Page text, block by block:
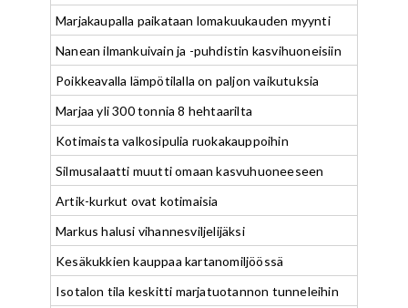
Marjakaupalla paikataan lomakuukauden myynti
Nanean ilmankuivain ja -puhdistin kasvihuoneisiin
Poikkeavalla lämpötilalla on paljon vaikutuksia
Marjaa yli 300 tonnia 8 hehtaarilta
Kotimaista valkosipulia ruokakauppoihin
Silmusalaatti muutti omaan kasvuhuoneeseen
Artik-kurkut ovat kotimaisia
Markus halusi vihannesviljelijäksi
Kesäkukkien kauppaa kartanomiljöössä
Isotalon tila keskitti marjatuotannon tunneleihin